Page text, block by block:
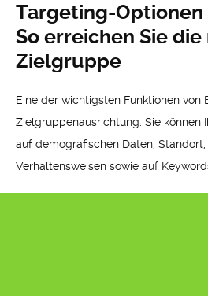
Targeting-Optionen
So erreichen Sie
Zielgruppe
Eine der wichtigsten Funktionen von
Zielgruppenausrichtung. Sie können
auf demografischen Daten, Standort,
Verhaltensweisen sowie auf